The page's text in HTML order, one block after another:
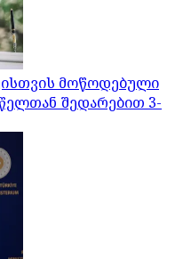
მოწოდებული
შედარებით 3-